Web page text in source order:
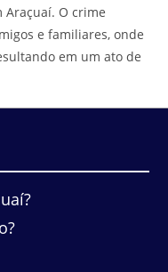
O crime
e familiares, onde
em um ato de